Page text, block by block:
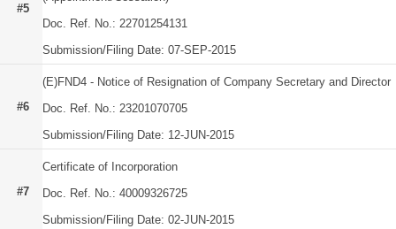
#5
Doc. Ref. No.: 22701254131
Submission/Filing Date: 07-SEP-2015
#6
(E)FND4 - Notice of Resignation of Company Secretary and Director
Doc. Ref. No.: 23201070705
Submission/Filing Date: 12-JUN-2015
#7
Certificate of Incorporation
Doc. Ref. No.: 40009326725
Submission/Filing Date: 02-JUN-2015